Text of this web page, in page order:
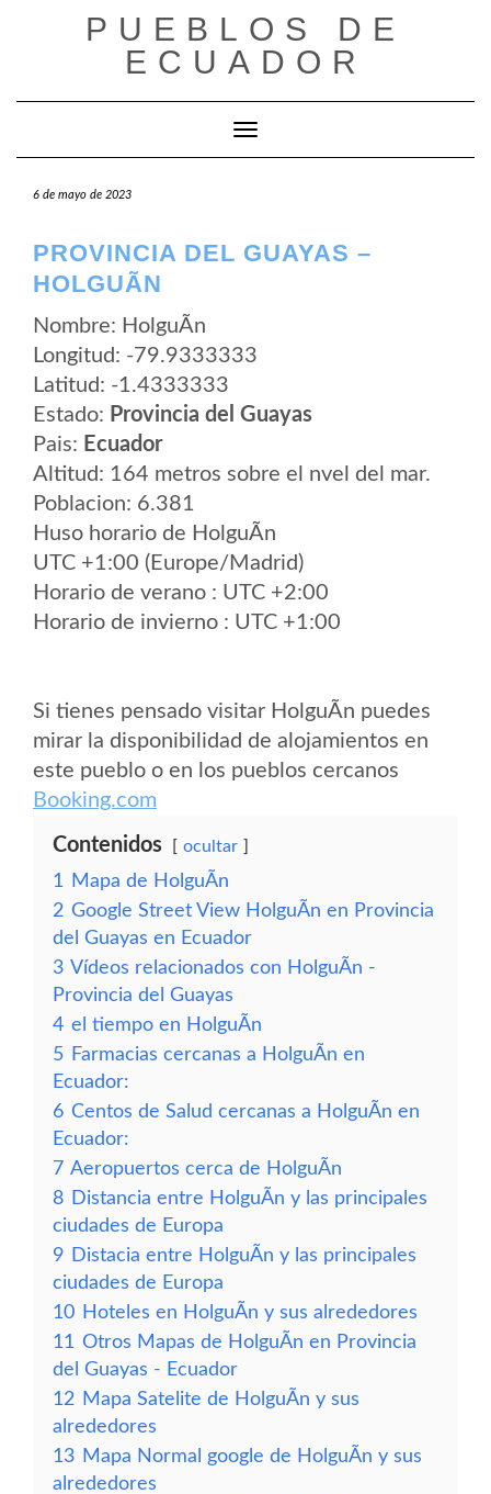
PUEBLOS DE
ECUADOR
Cambiar modo de navegación
6 de mayo de 2023
PROVINCIA DEL GUAYAS –
HOLGUÃ­N
Nombre: HolguÃ­n
Longitud: -79.9333333
Latitud: -1.4333333
Estado: Provincia del Guayas
Pais: Ecuador
Altitud: 164 metros sobre el nvel del mar.
Poblacion: 6.381
Huso horario de HolguÃ­n
UTC +1:00 (Europe/Madrid)
Horario de verano : UTC +2:00
Horario de invierno : UTC +1:00
Si tienes pensado visitar HolguÃ­n puedes
mirar la disponibilidad de alojamientos en
este pueblo o en los pueblos cercanos
Booking.com
Contenidos ocultar
1
Mapa de HolguÃ­n
2 Google Street View HolguÃ­n en Provincia
del Guayas en Ecuador
3 Vídeos relacionados con HolguÃ­n -
Provincia del Guayas
4 el tiempo en HolguÃ­n
5 Farmacias cercanas a HolguÃ­n en
Ecuador:
6 Centos de Salud cercanas a HolguÃ­n en
Ecuador:
7 Aeropuertos cerca de HolguÃ­n
8 Distancia entre HolguÃ­n y las principales
ciudades de Europa
9 Distacia entre HolguÃ­n y las principales
ciudades de Europa
10 Hoteles en HolguÃ­n y sus alrededores
11 Otros Mapas de HolguÃ­n en Provincia
del Guayas - Ecuador
12 Mapa Satelite de HolguÃ­n y sus
alrededores
13 Mapa Normal google de HolguÃ­n y sus
alrededores